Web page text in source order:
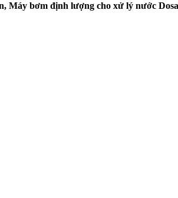
bơm định lượng cho xử lý nước